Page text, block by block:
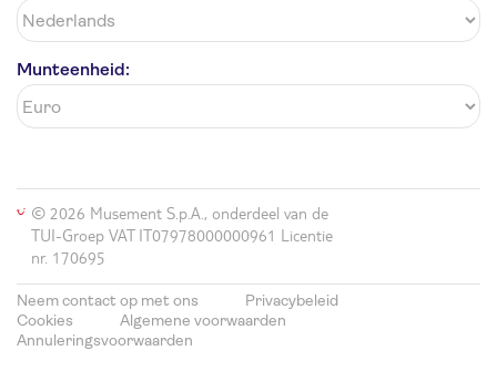
Munteenheid:
© 2026 Musement S.p.A., onderdeel van de
TUI-Groep VAT IT07978000000961 Licentie
nr. 170695
Neem contact op met ons
Privacybeleid
Cookies
Algemene voorwaarden
Annuleringsvoorwaarden